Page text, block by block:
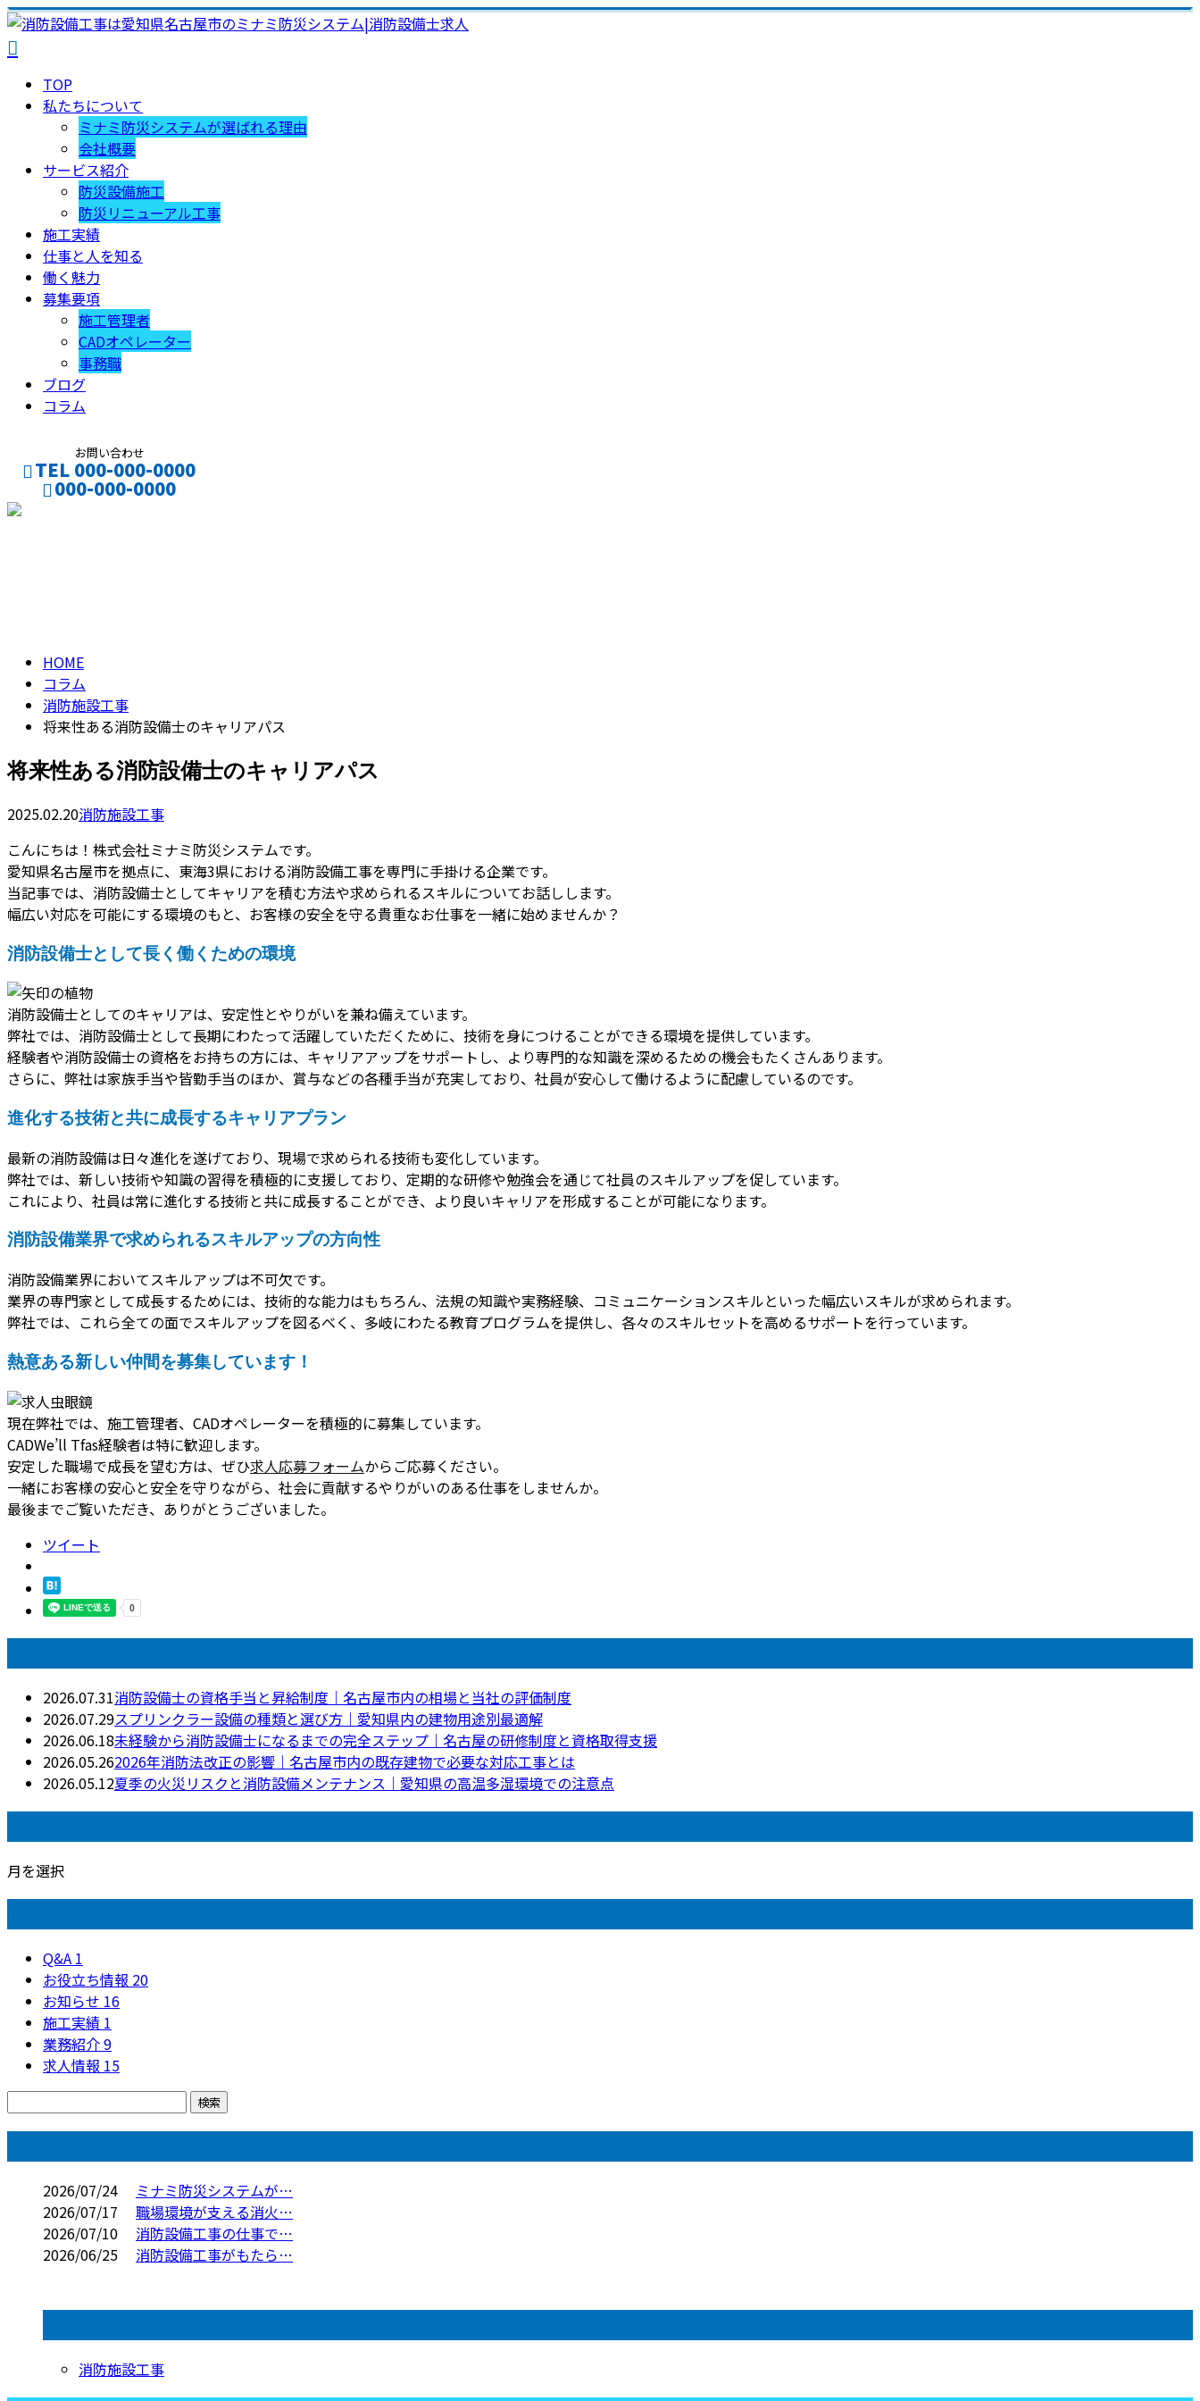
TOP
私たちについて
ミナミ防災システムが選ばれる理由
会社概要
サービス紹介
防災設備施工
防災リニューアル工事
施工実績
仕事と人を知る
働く魅力
募集要項
施工管理者
CADオペレーター
事務職
ブログ
コラム
お問い合わせ
TEL 000-000-0000
000-000-0000
HOME
コラム
消防施設工事
将来性ある消防設備士のキャリアパス
将来性ある消防設備士のキャリアパス
2025.02.20消防施設工事
こんにちは！株式会社ミナミ防災システムです。
愛知県名古屋市を拠点に、東海3県における消防設備工事を専門に手掛ける企業です。
当記事では、消防設備士としてキャリアを積む方法や求められるスキルについてお話しします。
幅広い対応を可能にする環境のもと、お客様の安全を守る貴重なお仕事を一緒に始めませんか？
消防設備士として長く働くための環境
消防設備士としてのキャリアは、安定性とやりがいを兼ね備えています。
弊社では、消防設備士として長期にわたって活躍していただくために、技術を身につけることができる環境を提供しています。
経験者や消防設備士の資格をお持ちの方には、キャリアアップをサポートし、より専門的な知識を深めるための機会もたくさんあります。
さらに、弊社は家族手当や皆勤手当のほか、賞与などの各種手当が充実しており、社員が安心して働けるように配慮しているのです。
進化する技術と共に成長するキャリアプラン
最新の消防設備は日々進化を遂げており、現場で求められる技術も変化しています。
弊社では、新しい技術や知識の習得を積極的に支援しており、定期的な研修や勉強会を通じて社員のスキルアップを促しています。
これにより、社員は常に進化する技術と共に成長することができ、より良いキャリアを形成することが可能になります。
消防設備業界で求められるスキルアップの方向性
消防設備業界においてスキルアップは不可欠です。
業界の専門家として成長するためには、技術的な能力はもちろん、法規の知識や実務経験、コミュニケーションスキルといった幅広いスキルが求められます。
弊社では、これら全ての面でスキルアップを図るべく、多岐にわたる教育プログラムを提供し、各々のスキルセットを高めるサポートを行っています。
熱意ある新しい仲間を募集しています！
現在弊社では、施工管理者、CADオペレーターを積極的に募集しています。
CADWe’ll Tfas経験者は特に歓迎します。
安定した職場で成長を望む方は、ぜひ求人応募フォームからご応募ください。
一緒にお客様の安心と安全を守りながら、社会に貢献するやりがいのある仕事をしませんか。
最後までご覧いただき、ありがとうございました。
ツイート
2026.07.31消防設備士の資格手当と昇給制度｜名古屋市内の相場と当社の評価制度
2026.07.29スプリンクラー設備の種類と選び方｜愛知県内の建物用途別最適解
2026.06.18未経験から消防設備士になるまでの完全ステップ｜名古屋の研修制度と資格取得支援
2026.05.262026年消防法改正の影響｜名古屋市内の既存建物で必要な対応工事とは
2026.05.12夏季の火災リスクと消防設備メンテナンス｜愛知県の高温多湿環境での注意点
月を選択
Q&A 1
お役立ち情報 20
お知らせ 16
施工実績 1
業務紹介9
求人情報 15
2026/07/24
ミナミ防災システムが…
2026/07/17
職場環境が支える消火…
2026/07/10
消防設備工事の仕事で…
2026/06/25
消防設備工事がもたら…
消防施設工事